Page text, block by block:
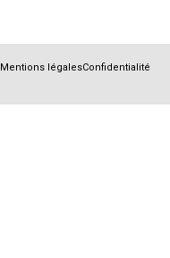
Mentions légalesConfidentialité